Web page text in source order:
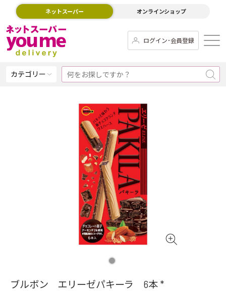
ネットスーパー オンラインショップ
ログイン･会員登録
カテゴリー
ブルボン エリーゼパキーラ 6本 *